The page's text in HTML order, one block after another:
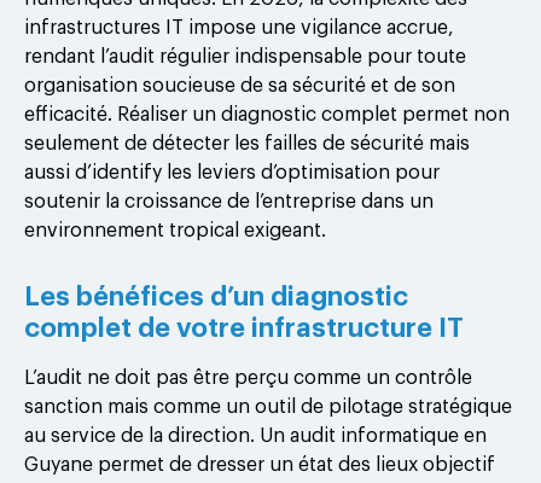
infrastructures IT impose une vigilance accrue,
rendant l’audit régulier indispensable pour toute
organisation soucieuse de sa sécurité et de son
efficacité. Réaliser un diagnostic complet permet non
seulement de détecter les failles de sécurité mais
aussi d’identify les leviers d’optimisation pour
soutenir la croissance de l’entreprise dans un
environnement tropical exigeant.
Les bénéfices d’un diagnostic
complet de votre infrastructure IT
L’audit ne doit pas être perçu comme un contrôle
sanction mais comme un outil de pilotage stratégique
au service de la direction. Un audit informatique en
Guyane permet de dresser un état des lieux objectif